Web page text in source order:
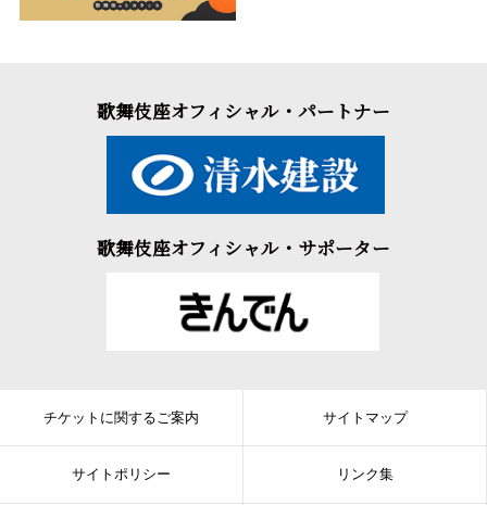
歌舞伎座オフィシャル・パートナー
歌舞伎座オフィシャル・サポーター
チケットに関するご案内 サイトマップ
サイトポリシー リンク集